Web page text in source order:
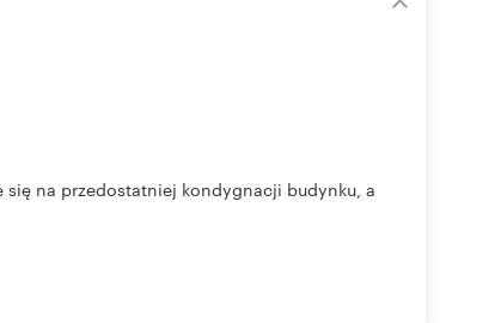
na przedostatniej kondygnacji budynku, a